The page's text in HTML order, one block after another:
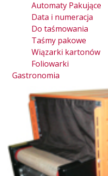
Automaty Pakujące
Data i numeracja
Do taśmowania
Taśmy pakowe
Wiązarki kartonów
Foliowarki
Gastronomia